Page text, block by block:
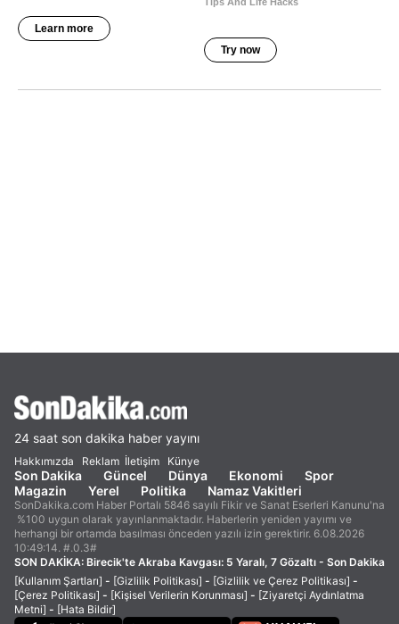
24 saat son dakika haber yayını
Hakkımızda Reklam İletişim Künye
Son Dakika Güncel Dünya Ekonomi
Spor
Magazin
Yerel Politika Namaz Vakitleri
SonDakika.com Haber Portalı 5846 sayılı Fikir ve Sanat Eserleri Kanunu'na
%100 uygun olarak yayınlanmaktadır. Haberlerin yeniden yayımı ve
herhangi bir ortamda basılması önceden yazılı izin gerektirir. 6.08.2026
10:49:14. #.0.3#
SON DAKİKA: Birecik'te Akraba Kavgası: 5 Yaralı, 7 Gözaltı - Son Dakika
[Kullanım Şartları] - [Gizlilik Politikası] - [Gizlilik ve Çerez Politikası] -
[Çerez Politikası] - [Kişisel Verilerin Korunması] - [Ziyaretçi Aydınlatma
Metni] - [Hata Bildir]